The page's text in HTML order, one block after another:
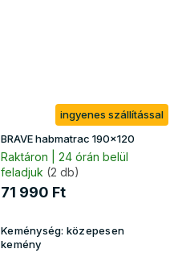
ingyenes szállítással
BRAVE habmatrac 190x120
Raktáron | 24 órán belül
feladjuk (2 db)
71 990 Ft
Keménység: közepesen
kemény